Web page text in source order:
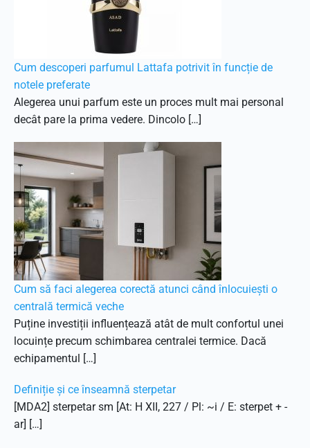
Cum descoperi parfumul Lattafa potrivit în funcție de
notele preferate
Alegerea unui parfum este un proces mult mai personal
decât pare la prima vedere. Dincolo […]
Cum să faci alegerea corectă atunci când înlocuiești o
centrală termică veche
Puține investiții influențează atât de mult confortul unei
locuințe precum schimbarea centralei termice. Dacă
echipamentul […]
Definiție și ce înseamnă sterpetar
[MDA2] sterpetar sm [At: H XII, 227 / Pl: ~i / E: sterpet + -
ar] […]